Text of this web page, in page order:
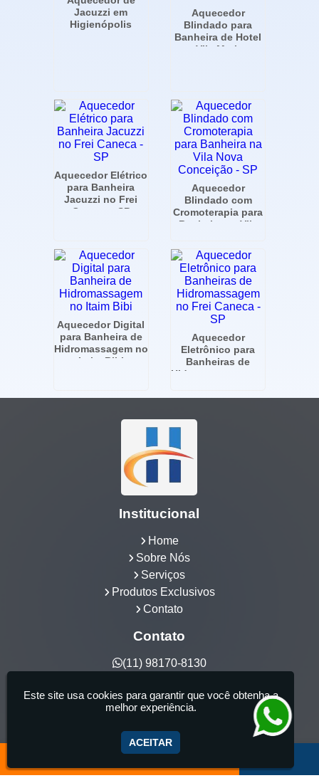
Jacuzzi em
Higienópolis
Aquecedor
Blindado para
Banheira de Hotel
na Vila Mariana
Aquecedor Elétrico
para Banheira
Jacuzzi no Frei
Caneca - SP
Aquecedor
Blindado com
Cromoterapia para
Banheira na Vila
Aquecedor Digital
para Banheira de
Hidromassagem no
Itaim Bibi
Aquecedor
Eletrônico para
Banheiras de
Hidromassagem no
Institucional
Home
Sobre Nós
Serviços
Produtos Exclusivos
Contato
Contato
(11) 98170-8130
Hidrocia Manutenção e Venda Especializada de
Banheiras - 25 anos de tradição - Fabricante de
aquecedor de banheira, Instalação e Manutenção
Este site usa cookies para garantir que você obtenha a
melhor experiência.
ACEITAR